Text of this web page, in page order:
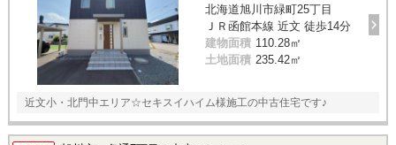
北海道旭川市緑町25丁目
ＪＲ函館本線 近文 徒歩14分
建物面積 110.28㎡
土地面積 235.42㎡
近文小・北門中エリア☆セキスイハイム様施工の中古住宅です♪